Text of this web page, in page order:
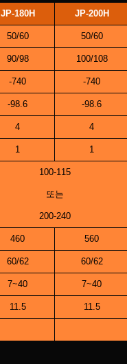
JP-180H JP-200H
50/60 50/60
90/98 100/108
-740 -740
-98.6 -98.6
4 4
1 1
100-115
또는
200-240
460 560
60/62 60/62
7~40 7~40
11.5 11.5